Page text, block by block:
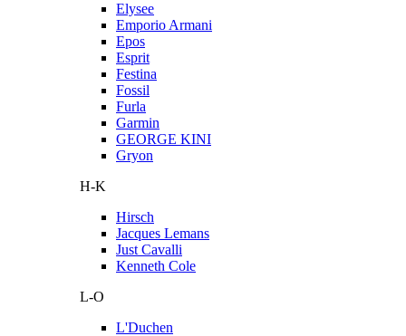
Elysee
Emporio Armani
Epos
Esprit
Festina
Fossil
Furla
Garmin
GEORGE KINI
Gryon
H-K
Hirsch
Jacques Lemans
Just Cavalli
Kenneth Cole
L-O
L'Duchen